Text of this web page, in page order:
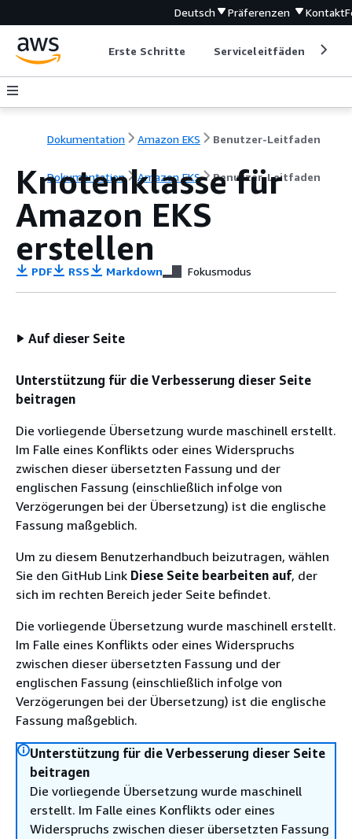
Deutsch Präferenzen Kontakt
Erste Schritte Serviceleitfäden
Dokumentation Amazon EKS Benutzer-Leitfaden
Dokumentation Amazon EKS Benutzer-Leitfaden
Knotenklasse für
Amazon EKS
erstellen
PDF RSS Markdown Fokusmodus
Auf dieser Seite
Unterstützung für die Verbesserung dieser Seite
beitragen
Die vorliegende Übersetzung wurde maschinell erstellt.
Im Falle eines Konflikts oder eines Widerspruchs
zwischen dieser übersetzten Fassung und der
englischen Fassung (einschließlich infolge von
Verzögerungen bei der Übersetzung) ist die englische
Fassung maßgeblich.
Um zu diesem Benutzerhandbuch beizutragen, wählen
Sie den GitHub Link Diese Seite bearbeiten auf, der
sich im rechten Bereich jeder Seite befindet.
Die vorliegende Übersetzung wurde maschinell erstellt.
Im Falle eines Konflikts oder eines Widerspruchs
zwischen dieser übersetzten Fassung und der
englischen Fassung (einschließlich infolge von
Verzögerungen bei der Übersetzung) ist die englische
Fassung maßgeblich.
Unterstützung für die Verbesserung dieser Seite
beitragen
Die vorliegende Übersetzung wurde maschinell
erstellt. Im Falle eines Konflikts oder eines
Widerspruchs zwischen dieser übersetzten Fassung